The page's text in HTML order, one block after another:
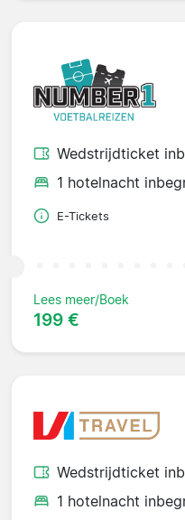
Wedstrijdticket
1 hotelnacht
E-Tickets
Lees meer/Boek
199 €
Wedstrijdticket
1 hotelnacht